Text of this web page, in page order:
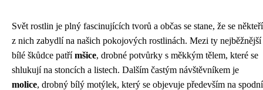
Svět rostlin je plný fascinujících tvorů a občas se stane, že se někteří
z nich zabydlí na našich pokojových rostlinách. Mezi ty nejběžnější
bílé škůdce patřímšice, drobné potvůrky s měkkým tělem, které se
shlukují na stoncích a listech. Dalším častým návštěvníkem je
molice, drobný bílý motýlek, který se objevuje především na spodní